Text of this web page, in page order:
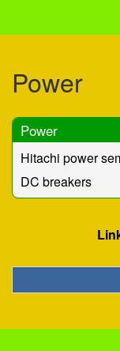
Power
Power
Hitachi power
DC breakers